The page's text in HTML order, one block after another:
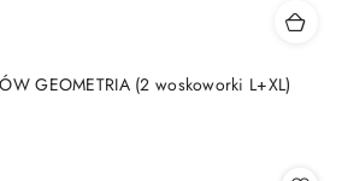
GEOMETRIA (2 woskoworki L+XL)